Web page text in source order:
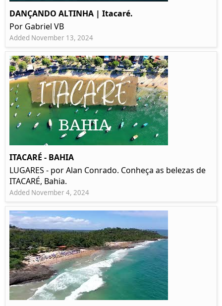
DANÇANDO ALTINHA | Itacaré.
Por Gabriel VB
Added November 13, 2024
ITACARÉ - BAHIA
LUGARES - por Alan Conrado. Conheça as belezas de
ITACARÉ, Bahia.
Added November 4, 2024